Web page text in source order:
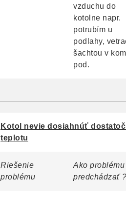
vzduchu do
kotolne napr.
potrubím u
podlahy,
šachtou v
pod.
Kotol nevie dosiahnúť
teplotu
Riešenie
problému
Ako problému
predchádzať